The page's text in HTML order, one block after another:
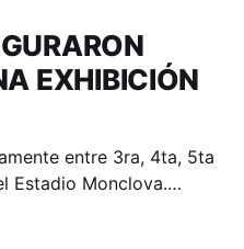
EXHIBICIÓN
entre 3ra, 4ta, 5ta
Estadio Monclova.
respaldado de nueva